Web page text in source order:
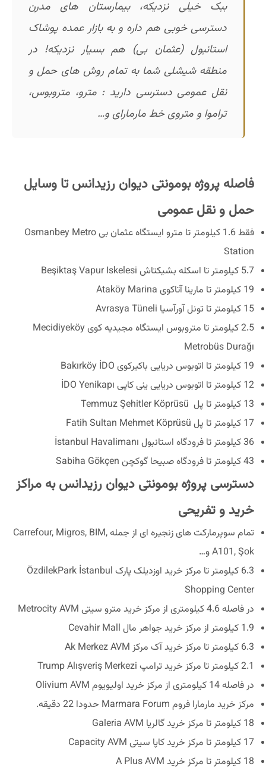
ببک خیلی نزدیکه، بیمارستان های مدرن
دسترسی خوبی هم داره و به بازار عمده پوشاک
استانبول (عثمان بی) هم بسیار نزدیکه! در
منطقه شیشلی شما به تمام روش های حمل و
نقل عمومی دسترسی دارید : مترو، متروبوس،
تراموا و متروی خط مارمارای و…
فاصله پروژه بومونتی دیوان رزیدانس تا وسایل
حمل و نقل عمومی
فقط 1.6 کیلومتر تا مترو ایستگاه عثمان بی Osmanbey Metro
Station
5.7 کیلومتر تا اسکله بشیکتاش Beşiktaş Vapur Iskelesi
19 کیلومتر تا مارینا آتاکوی Ataköy Marina
15 کیلومتر تا تونل آورآسیا Avrasya Tüneli
2.5 کیلومتر تا متروبوس ایستگاه مجیدیه کوی Mecidiyeköy
Metrobüs Durağı
19 کیلومتر تا اتوبوس دریایی باکیرکوی Bakırköy İDO
12 کیلومتر تا اتوبوس دریایی ینی کاپی İDO Yenikapı
13 کیلومتر تا پل Temmuz Şehitler Köprüsü
17 کیلومتر تا پل Fatih Sultan Mehmet Köprüsü
36 کیلومتر تا فرودگاه استانبول İstanbul Havalimanı
43 کیلومتر تا فرودگاه صبیحا گوکچن Sabiha Gökçen
دسترسی پروژه بومونتی دیوان رزیدانس به مراکز
خرید و تفریحی
تمام سوپرمارکت های زنجیره ای از جمله Carrefour, Migros, BIM,
A101, Şok و…
6.3 کیلومتر تا مرکز خرید اوزدیلک پارک ÖzdilekPark İstanbul
Shopping Center
در فاصله 4.6 کیلومتری از مرکز خرید مترو سیتی Metrocity AVM
1.9 کیلومتر از مرکز خرید جواهر مال Cevahir Mall
6.3 کیلومتر تا مرکز خرید آک مرکز Ak Merkez AVM
2.1 کیلومتر تا مرکز خرید ترامپ Trump Alışveriş Merkezi
در فاصله 14 کیلومتری از مرکز خرید اولیویوم Olivium AVM
مرکز خرید مارمارا فروم Marmara Forum حدودا 22 دقیقه.
18 کیلومتر تا مرکز خرید گالریا Galeria AVM
17 کیلومتر تا مرکز خرید کاپا سیتی Capacity AVM
18 کیلومتر تا مرکز خرید A Plus AVM